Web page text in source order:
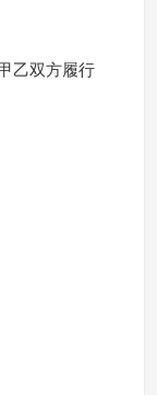
乙双方履行